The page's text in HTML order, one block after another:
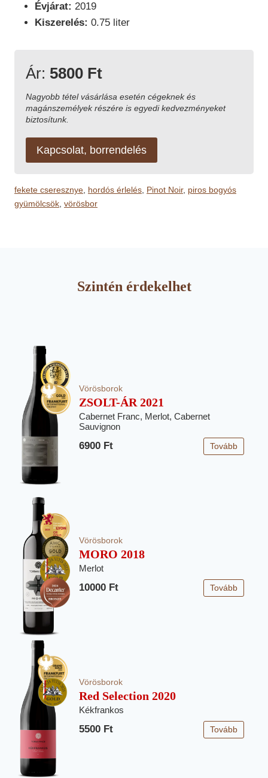
Évjárat: 2019
Kiszerelés: 0.75 liter
Ár: 5800 Ft
Nagyobb tétel vásárlása esetén cégeknek és
magánszemélyek részére is egyedi kedvezményeket
biztosítunk.
Kapcsolat, borrendelés
fekete cseresznye hordós érlelés Pinot Noir, piros bogyós
gyümölcsök vörösbor
Szintén érdekelhet
Vörösborok
ZSOLT-ÁR 2021
Cabernet Franc, Merlot, Cabernet
Sauvignon
6900 Ft Tovább
Vörösborok
MORO 2018
Merlot
10000 Ft Tovább
Vörösborok
Red Selection 2020
Kékfrankos
5500 Ft Tovább